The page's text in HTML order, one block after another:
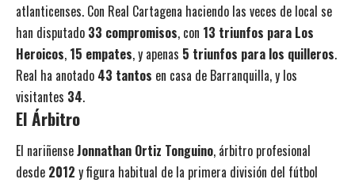
atlanticenses. Con Real Cartagena haciendo las veces de local se
han disputado 33 compromisos, con 13 triunfos para Los
Heroicos, 15 empates, y apenas 5 triunfos para los quilleros.
Real ha anotado 43 tantos en casa de Barranquilla, y los
visitantes 34.
El Árbitro
El nariñenseJonnathan Ortiz Tonguino, árbitro profesional
desde 2012 y figura habitual de la primera división del fútbol